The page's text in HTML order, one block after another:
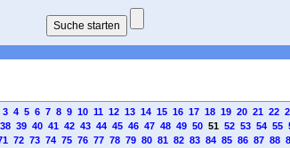
3 4 5 6 7 8 9 10 11 12 13 14 15 16 17 18 19 20 21 22
38 39 40 41 42 43 44 45 46 47 48 49 5051 52 53 54 55
72 73 74 75 76 77 78 79 80 81 82 83 84 85 86 87 88